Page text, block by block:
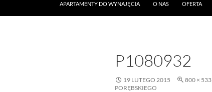
APARTAMENTY DO WYNAJĘCIA
O NAS OFERTA
P1080932
19 LUTEGO 2015 800 × 533
PORĘBSKIEGO